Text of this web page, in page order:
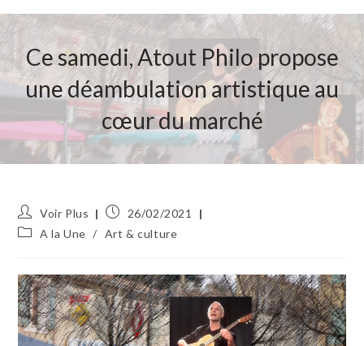
Ce samedi, Atout Philo propose
une déambulation artistique au
cœur du marché
Auteur/autrice
de
Voir Plus
Publication
publiée :
26/02/2021
PostA la Une / Art & culture